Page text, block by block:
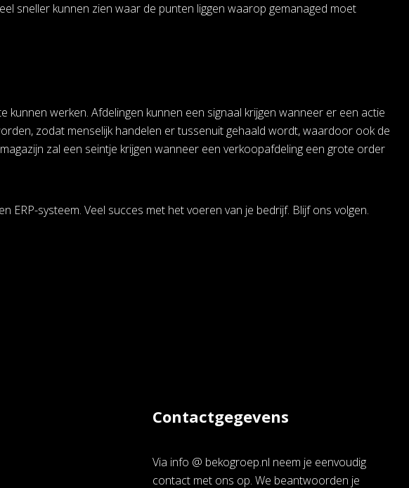
sneller kunnen zien waar de punten liggen waarop gemanaged moet
kunnen werken. Afdelingen kunnen een signaal krijgen wanneer er een actie
zodat menselijk handelen er tussenuit gehaald wordt, waardoor ook de
zal een seintje krijgen wanneer een verkoopafdeling een grote order
systeem. Veel succes met het voeren van je bedrijf. Blijf ons volgen.
Contactgegevens
Via info @ bekogroep.nl neem je eenvoudig
contact met ons op. We beantwoorden je